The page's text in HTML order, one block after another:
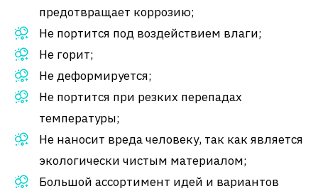
предотвращает коррозию;
Не портится под воздействием влаги;
Не горит;
Не деформируется;
Не портится при резких перепадах
температуры;
Не наносит вреда человеку, так как является
экологически чистым материалом;
Большой ассортимент идей и вариантов